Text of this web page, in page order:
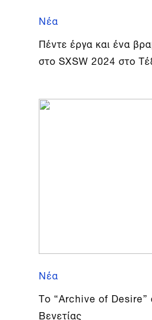
Νέα
Πέντε έργα και ένα
στο SXSW 2024 στο
Νέα
Το “Archive of
Βενετίας